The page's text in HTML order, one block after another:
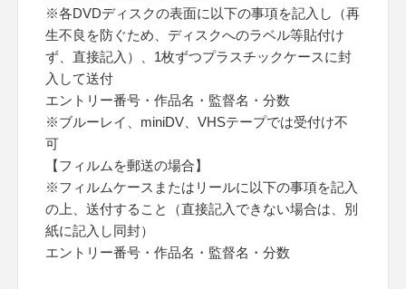
※各DVDディスクの表面に以下の事項を記入し（再
生不良を防ぐため、ディスクへのラベル等貼付け
ず、直接記入）、1枚ずつプラスチックケースに封
入して送付
エントリー番号・作品名・監督名・分数
※ブルーレイ、miniDV、VHSテープでは受付け不
可
【フィルムを郵送の場合】
※フィルムケースまたはリールに以下の事項を記入
の上、送付すること（直接記入できない場合は、別
紙に記入し同封）
エントリー番号・作品名・監督名・分数